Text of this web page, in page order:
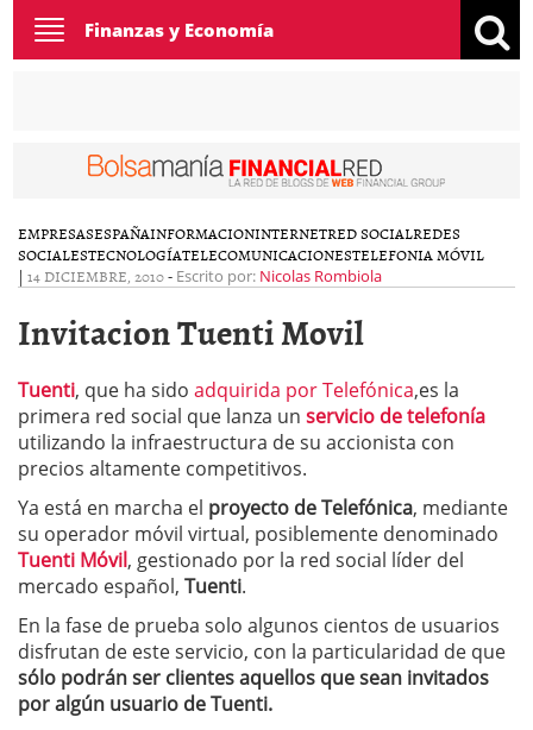
Toggle
navigation
Finanzas y Economía
EMPRESASESPAÑAINFORMACIONINTERNETRED SOCIALREDES
SOCIALESTECNOLOGÍATELECOMUNICACIONESTELEFONIA MÓVIL
| 14 DICIEMBRE, 2010- Escrito por: Nicolas Rombiola
Invitacion Tuenti Movil
Tuenti, que ha sido adquirida por Telefónica,es la
primera red social que lanza un servicio de telefonía
utilizando la infraestructura de su accionista con
precios altamente competitivos.
Ya está en marcha el proyecto de Telefónica, mediante
su operador móvil virtual, posiblemente denominado
Tuenti Móvil, gestionado por la red social líder del
mercado español, Tuenti.
En la fase de prueba solo algunos cientos de usuarios
disfrutan de este servicio, con la particularidad de que
sólo podrán ser clientes aquellos que sean invitados
por algún usuario de Tuenti.